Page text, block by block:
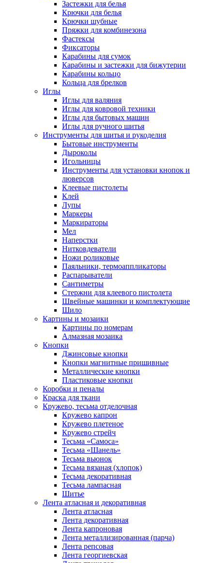
Застежки для белья
Крючки для белья
Крючки шубные
Пряжки для комбинезона
Фастексы
Фиксаторы
Карабины для сумок
Карабины и застежки для бижутерии
Карабины кольцо
Кольца для брелков
Иглы
Иглы для валяния
Иглы для ковровой техники
Иглы для бытовых машин
Иглы для ручного шитья
Инструменты для шитья и рукоделия
Бытовые инструменты
Дыроколы
Игольницы
Инструменты для установки кнопок и
люверсов
Клеевые пистолеты
Клей
Лупы
Маркеры
Маркираторы
Мел
Наперстки
Нитковдеватели
Ножи роликовые
Паяльники, термоаппликаторы
Распарыватели
Сантиметры
Стержни для клеевого пистолета
Швейные машинки и комплектующие
Шило
Картины и мозаики
Картины по номерам
Алмазная мозаика
Кнопки
Джинсовые кнопки
Кнопки магнитные пришивные
Металлические кнопки
Пластиковые кнопки
Коробки и пеналы
Краска для ткани
Кружево, тесьма отделочная
Кружево капрон
Кружево плетеное
Кружево стрейч
Тесьма «Самоса»
Тесьма «Шанель»
Тесьма вьюнок
Тесьма вязаная (хлопок)
Тесьма декоративная
Тесьма лампасная
Шитье
Лента атласная и декоративная
Лента атласная
Лента декоративная
Лента капроновая
Лента металлизированная (парча)
Лента репсовая
Лента георгиевская